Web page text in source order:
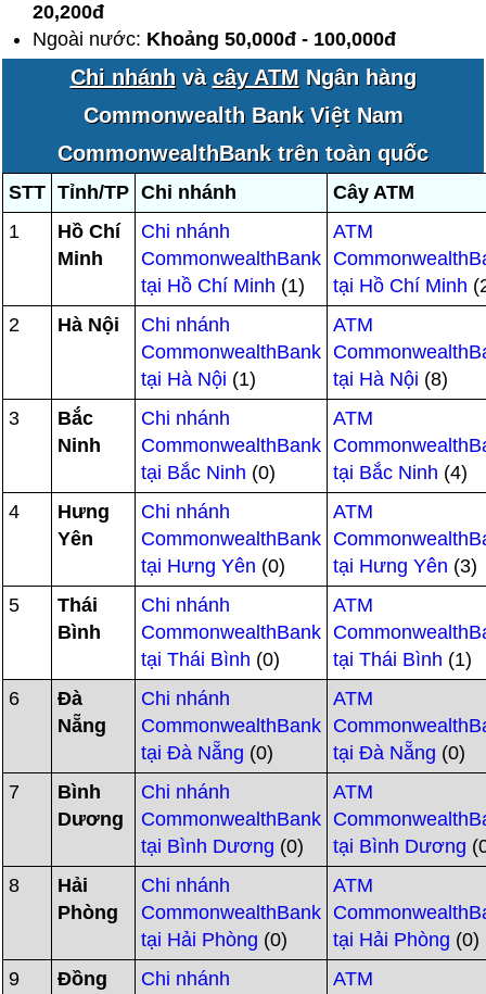
20,200đ
Ngoài nước: Khoảng 50,000đ - 100,000đ
Chi nhánhvà cây ATMNgân hàng
Commonwealth Bank Việt Nam
CommonwealthBank trên toàn quốc
STT Tỉnh/TP Chi nhánh
Cây ATM
1
Hồ Chí
Minh
Chi nhánh
CommonwealthBank
tại Hồ Chí Minh (1)
ATM
tại Hồ Chí Minh
2
Hà Nội
Chi nhánh
CommonwealthBank
tại Hà Nội (1)
ATM
tại Hà Nội (8)
3
Bắc
Ninh
Chi nhánh
CommonwealthBank
tại Bắc Ninh (0)
ATM
tại Bắc Ninh (4)
4
Hưng
Yên
Chi nhánh
CommonwealthBank
tại Hưng Yên (0)
ATM
tại Hưng Yên (3)
5
Thái
Bình
Chi nhánh
CommonwealthBank
tại Thái Bình (0)
ATM
tại Thái Bình (1)
6
Đà
Nẵng
Chi nhánh
CommonwealthBank
tại Đà Nẵng (0)
ATM
tại Đà Nẵng (0)
7
Bình
Dương
Chi nhánh
CommonwealthBank
tại Bình Dương (0)
ATM
tại Bình Dương
8
Hải
Phòng
Chi nhánh
CommonwealthBank
tại Hải Phòng (0)
ATM
tại Hải Phòng (0)
9
Đồng
Chi nhánh
ATM